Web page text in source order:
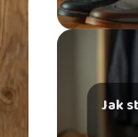
Jak